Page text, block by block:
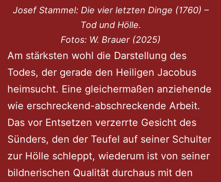
Josef Stammel: Die vier letzten Dinge (1760) –
Tod und Hölle.
Fotos: W. Brauer (2025)
Am stärksten wohl die Darstellung des
Todes, der gerade den Heiligen Jacobus
heimsucht. Eine gleichermaßen anziehende
wie erschreckend-abschreckende Arbeit.
Das vor Entsetzen verzerrte Gesicht des
Sünders, den der Teufel auf seiner Schulter
zur Hölle schleppt, wiederum ist von seiner
bildnerischen Qualität durchaus mit den